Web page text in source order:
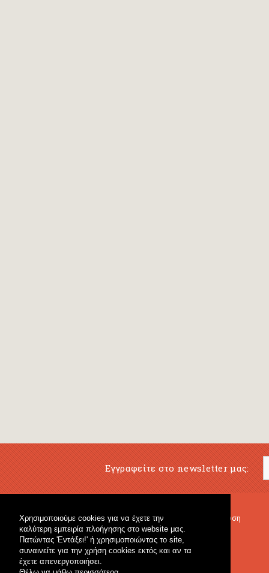
Χρησιμοποιούμε cookies για να έχετε την
καλύτερη εμπειρία πλοήγησης στο website μας.
Πατώντας 'Εντάξει!' ή χρησιμοποιώντας το site,
συναινείτε για την χρήση cookies εκτός και αν τα
έχετε απενεργοποιήσει.
Εγγραφείτε στο newsletter μας:
Μουσικό Βιβλιοπωλείο
Κρουστά & Εκπαιδευτικό Υλικό
Γενικό Βιβλιοπωλείο
Μουσική Εκπαίδευση
Fagotto Blog